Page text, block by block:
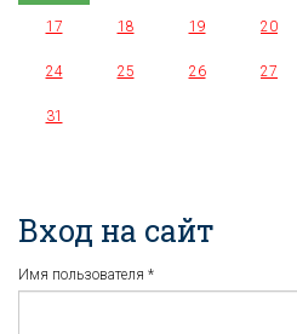
17 18 19 20
24 25 26 27
31
Вход на сайт
Имя пользователя *